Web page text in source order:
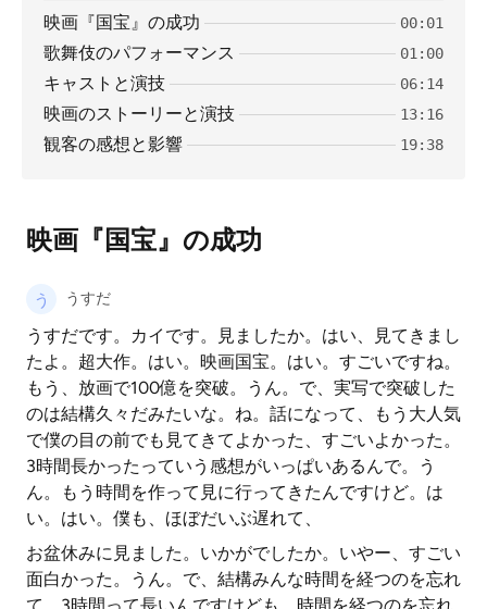
映画『国宝』の成功 00:01
歌舞伎のパフォーマンス 01:00
キャストと演技 06:14
映画のストーリーと演技 13:16
観客の感想と影響 19:38
映画『国宝』の成功
うすだ
うすだです。カイです。見ましたか。はい、見てきまし
たよ。超大作。はい。映画国宝。はい。すごいですね。
もう、放画で100億を突破。うん。で、実写で突破した
のは結構久々だみたいな。ね。話になって、もう大人気
で僕の目の前でも見てきてよかった、すごいよかった。
3時間長かったっていう感想がいっぱいあるんで。う
ん。もう時間を作って見に行ってきたんですけど。は
い。はい。僕も、ほぼだいぶ遅れて、
お盆休みに見ました。いかがでしたか。いやー、すごい
面白かった。うん。で、結構みんな時間を経つのを忘れ